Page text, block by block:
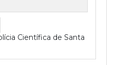
Científica de Santa